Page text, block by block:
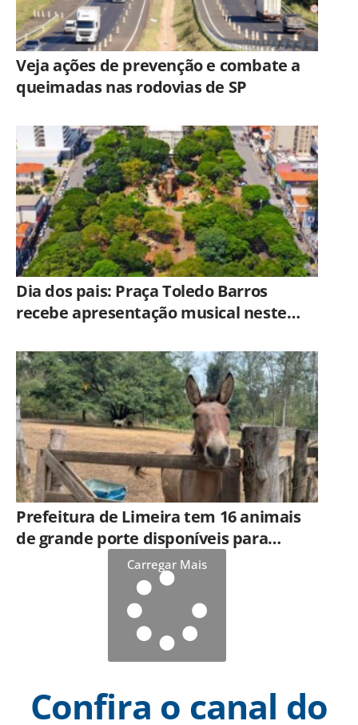
Veja ações de prevenção e combate a
queimadas nas rodovias de SP
Dia dos pais: Praça Toledo Barros
recebe apresentação musical neste
Prefeitura de Limeira tem 16 animais
de grande porte disponíveis para
adoção no HortoCarregar Mais
Confira o canal do